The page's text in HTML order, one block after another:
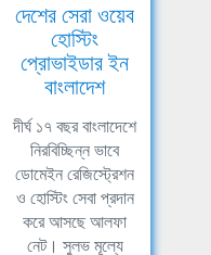
দেশের সেরা ওয়েব
হোস্টিং
প্রোভাইডার ইন
বাংলাদেশ
দীর্ঘ ১৭ বছর বাংলাদেশে
নিরবিচ্ছিন্ন ভাবে
ডোমেইন রেজিস্ট্রেশন
ও হোস্টিং সেবা প্রদান
করে আসছে আলফা
নেট। সুলভ মূল্যে